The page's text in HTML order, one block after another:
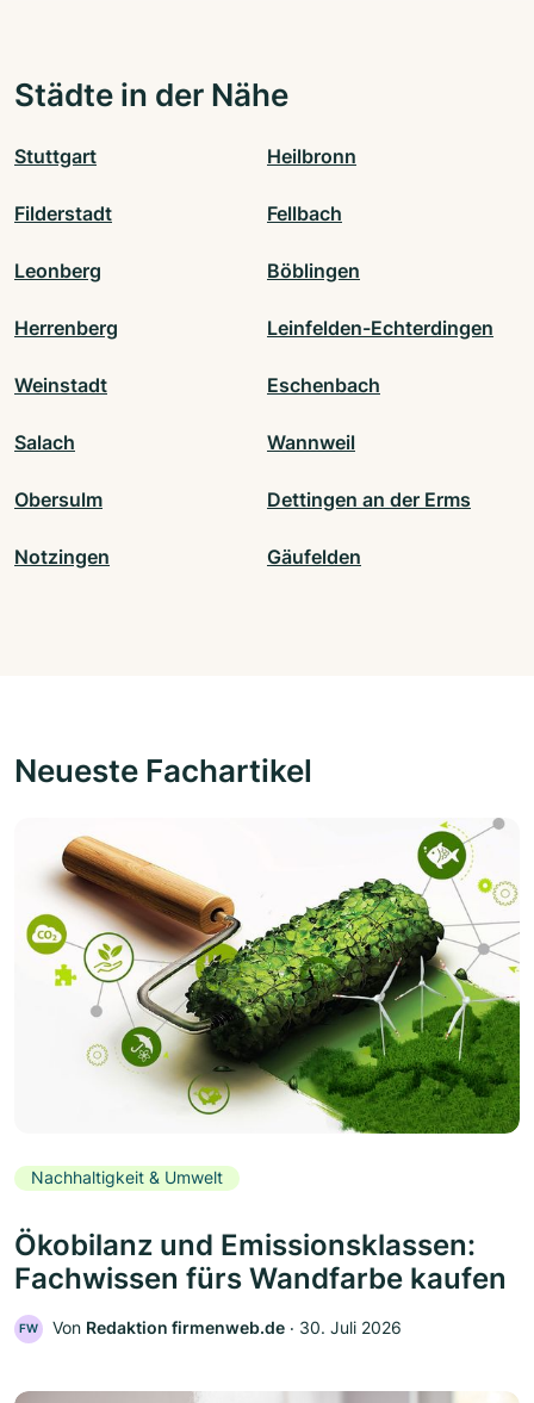
Städte in der Nähe
Stuttgart Heilbronn
Filderstadt Fellbach
Leonberg Böblingen
Herrenberg Leinfelden-Echterdingen
Weinstadt Eschenbach
Salach Wannweil
Obersulm Dettingen an der Erms
Notzingen Gäufelden
Neueste Fachartikel
Nachhaltigkeit & Umwelt
Ökobilanz und Emissionsklassen:
Fachwissen fürs Wandfarbe kaufen
FW Von Redaktion firmenweb.de ‧ 30. Juli 2026